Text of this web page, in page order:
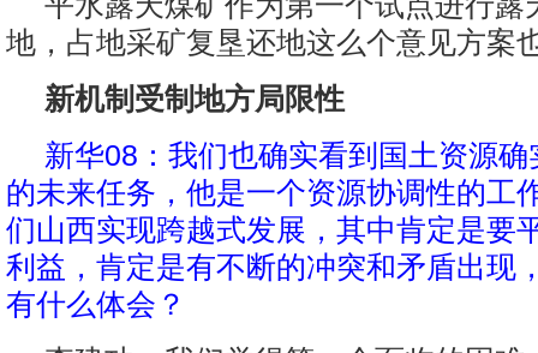
地，占地采矿复垦还地这么个意见方案
新机制受制地方局限性
新华08：我们也确实看到国土资源
的未来任务，他是一个资源协调性的工
们山西实现跨越式发展，其中肯定是要
利益，肯定是有不断的冲突和矛盾出现
有什么体会？